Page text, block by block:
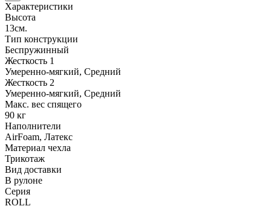
Характеристики
Высота
13см.
Тип конструкции
Беспружинный
Жесткость 1
Умеренно-мягкий, Средний
Жесткость 2
Умеренно-мягкий, Средний
Макс. вес спящего
90 кг
Наполнители
AirFoam, Латекс
Материал чехла
Трикотаж
Вид доставки
В рулоне
Серия
ROLL